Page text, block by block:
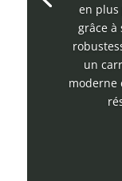
en
grâce à
un
moderne